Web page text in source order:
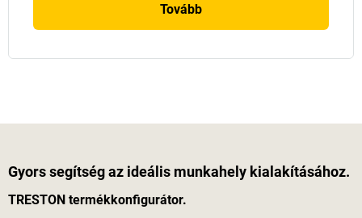
Tovább
Gyors segítség az ideális munkahely kialakításához.
TRESTON termékkonfigurátor.